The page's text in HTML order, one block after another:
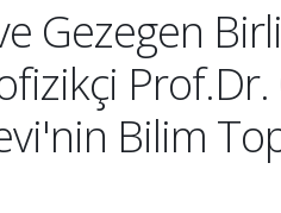
Gezegen
Bilim